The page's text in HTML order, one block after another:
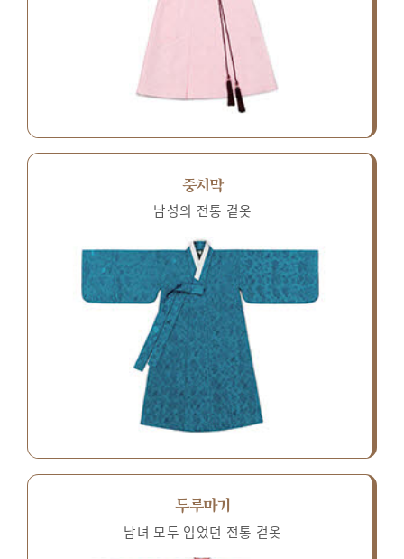
중치막
남성의 전통 겉옷
두루마기
남녀 모두 입었던 전통 겉옷